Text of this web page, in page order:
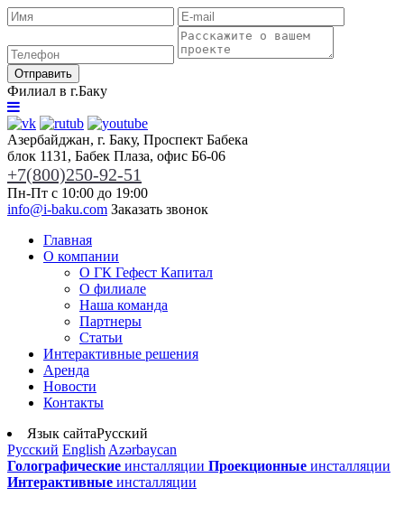
Отправить
Филиал в г.Баку
Азербайджан, г. Баку, Проспект Бабека
блок 1131, Бабек Плаза, офис Б6-06
+7(800)250-92-51
Пн-Пт с 10:00 до 19:00
info@i-baku.com Заказать звонок
Главная
О компании
О ГК Гефест Капитал
О филиале
Наша команда
Партнеры
Статьи
Интерактивные решения
Аренда
Новости
Контакты
Язык сайтаРусский
Русский English Azərbaycan
Голографические инсталляции Проекционные инсталляции
Интерактивные инсталляции